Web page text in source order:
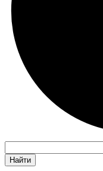
Найти